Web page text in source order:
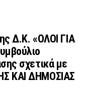
Δ.Κ. «ΟΛΟΙ ΓΙΑ
σχετικά με
ΚΑΙ ΔΗΜΟΣΙΑΣ